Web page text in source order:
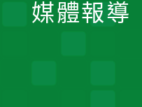
媒體報導